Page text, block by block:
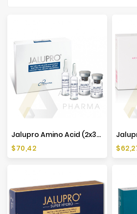
Jalupro Amino Acid (2x3ml Fiolki + 2 Ampułki)
Cena
$70,42
Cena